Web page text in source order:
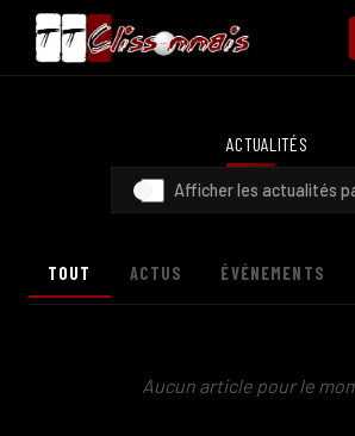
ACTUALITÉS
Afficher les actualités
TOUT ACTUS ÉVÉNEMENTS
Aucun article pour le